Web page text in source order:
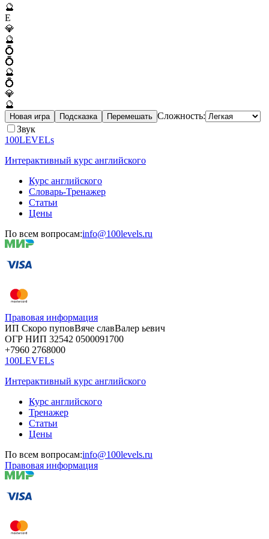
🔮
E
💎
🔮
💍
💍
🔮
💍
💎
🔮
Новая игра Подсказка Перемешать Сложность:
Звук
100LEVELs
Интерактивный курс английского
Курс английского
Словарь-Тренажер
Статьи
Цены
По всем вопросам:info@100levels.ru
Правовая информация
ИП Скоро пуповВяче славВалер ьевич
ОГР НИП 32542 0500091700
+7960 2768000
100LEVELs
Интерактивный курс английского
Курс английского
Тренажер
Статьи
Цены
По всем вопросам:info@100levels.ru
Правовая информация